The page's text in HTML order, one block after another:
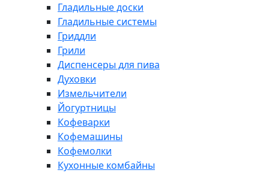
Гладильные доски
Гладильные системы
Гриддли
Грили
Диспенсеры для пива
Духовки
Измельчители
Йогуртницы
Кофеварки
Кофемашины
Кофемолки
Кухонные комбайны